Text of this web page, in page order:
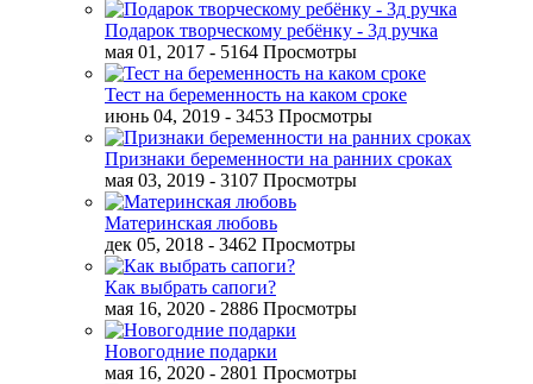
Подарок творческому ребёнку - 3д ручка
мая 01, 2017 - 5164 Просмотры
Тест на беременность на каком сроке
июнь 04, 2019 - 3453 Просмотры
Признаки беременности на ранних сроках
мая 03, 2019 - 3107 Просмотры
Материнская любовь
дек 05, 2018 - 3462 Просмотры
Как выбрать сапоги?
мая 16, 2020 - 2886 Просмотры
Новогодние подарки
мая 16, 2020 - 2801 Просмотры